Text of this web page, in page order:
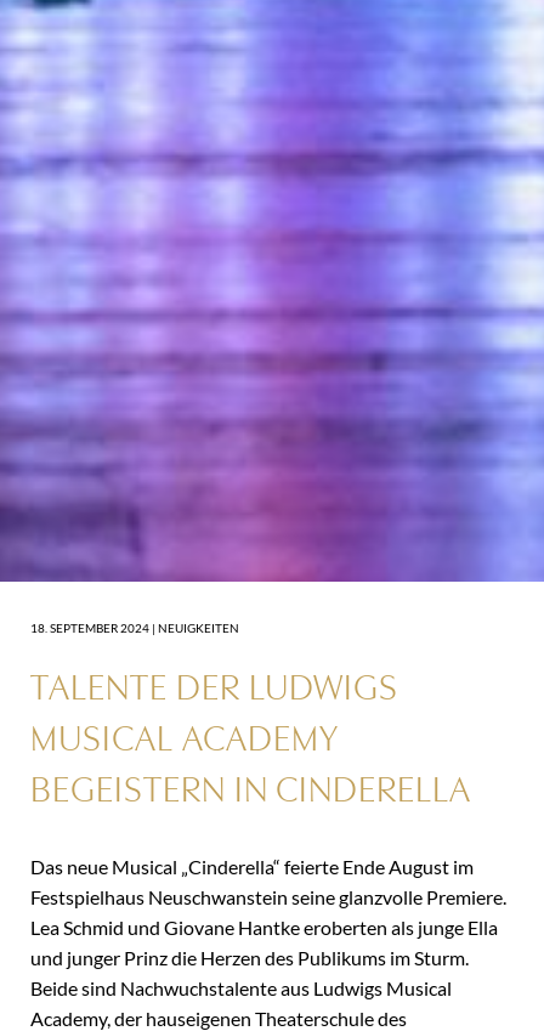
18. SEPTEMBER 2024 | NEUIGKEITEN
TALENTE DER LUDWIGS
MUSICAL ACADEMY
BEGEISTERN IN CINDERELLA
Das neue Musical „Cinderella“ feierte Ende August im
Festspielhaus Neuschwanstein seine glanzvolle Premiere.
Lea Schmid und Giovane Hantke eroberten als junge Ella
und junger Prinz die Herzen des Publikums im Sturm.
Beide sind Nachwuchstalente aus Ludwigs Musical
Academy, der hauseigenen Theaterschule des